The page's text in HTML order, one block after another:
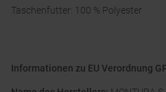
Taschenfutter: 100 % Polyester
Informationen zu EU Verordnung